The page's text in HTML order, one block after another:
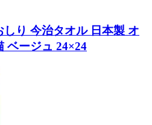
り 今治タオル 日本製 オ
ベージュ 24×24